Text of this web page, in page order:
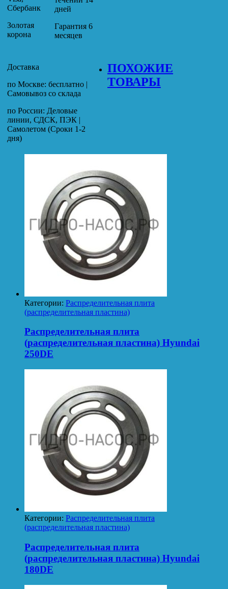
Сбербанк
Золотая
корона
дней
Гарантия 6
месяцев
Доставка
по Москве: бесплатно |
Самовывоз со склада
по России: Деловые
линии, СДСК, ПЭК |
Самолетом (Сроки 1-2
дня)
ПОХОЖИЕ
ТОВАРЫ
Категории: Распределительная плита
(распределительная пластина)
Распределительная плита
(распределительная пластина) Hyundai
250DE
Категории: Распределительная плита
(распределительная пластина)
Распределительная плита
(распределительная пластина) Hyundai
180DE